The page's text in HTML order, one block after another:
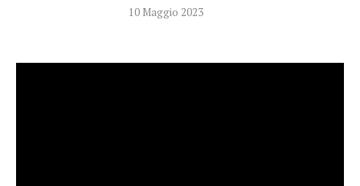
10 Maggio 2023